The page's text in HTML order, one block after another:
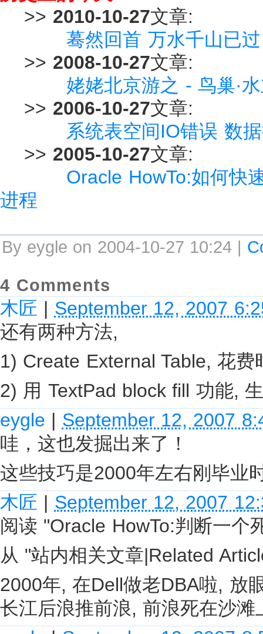
>> 2010-10-27文章:
蓦然回首 万水千山已过
>> 2008-10-27文章:
姥姥北京游之 - 鸟巢·
>> 2006-10-27文章:
系统表空间IO错误 数
>> 2005-10-27文章:
Oracle HowTo:如何快
进程
By eygle on 2004-10-27 10:24 |
4 Comments
木匠 | September 12, 2007
还有两种方法,
1) Create External Table, 花
2) 用 TextPad block fill 功能,
eygle | September 12, 2007
哇，这也发掘出来了！
这些技巧是2000年左右刚毕业
木匠 | September 12, 2007
阅读 "Oracle HowTo:判断一个
从 "站内相关文章|Related
2000年, 在Dell做老DBA啦, 放
长江后浪推前浪, 前浪死在沙滩